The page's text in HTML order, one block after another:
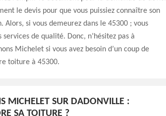
le devis pour que vous puissiez connaître son
Alors, si vous demeurez dans le 45300 ; vous
services de qualité. Donc, n’hésitez pas à
Michelet si vous avez besoin d’un coup de
toiture à 45300.
MICHELET SUR DADONVILLE :
SA TOITURE ?